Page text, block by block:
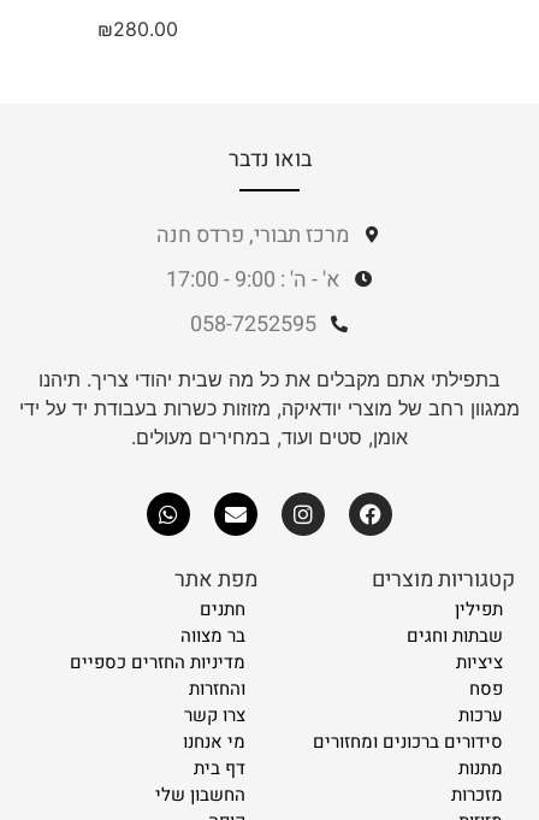
₪280.00
בואו נדבר
מרכז תבורי, פרדס חנה
א' - ה' : 9:00 - 17:00
058-7252595
בתפילתי אתם מקבלים את כל מה שבית יהודי צריך. תיהנו
ממגוון רחב של מוצרי יודאיקה, מזוזות כשרות בעבודת יד על ידי
אומן, סטים ועוד, במחירים מעולים.
קטגוריות מוצרים
תפילין
שבתות וחגים
ציציות
פסח
ערכות
סידורים ברכונים ומחזורים
מתנות
מזכרות
מפת אתר
חתנים
בר מצווה
מדיניות החזרים כספיים
והחזרות
צרו קשר
מי אנחנו
דף בית
החשבון שלי